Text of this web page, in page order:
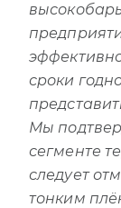
сроки
Мы
сегменте
следует
тонким